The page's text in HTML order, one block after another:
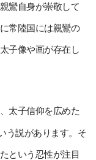
鸞自身が崇敬して
常陸国には親鸞の
子像や画が存在し
太子信仰を広めた
う説があります。そ
という忍性が注目